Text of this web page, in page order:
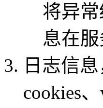
将异
息在
日志信
cookies